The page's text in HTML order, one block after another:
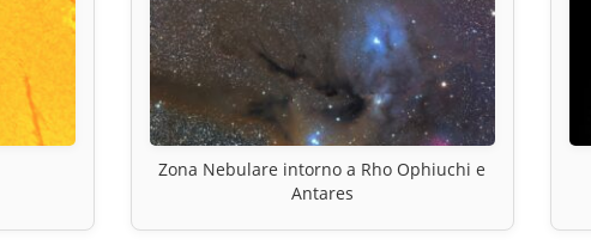
Zona Nebulare intorno a Rho Ophiuchi e
Antares